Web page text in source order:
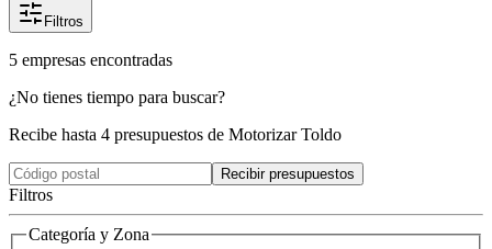
Filtros
5 empresas encontradas
¿No tienes tiempo para buscar?
Recibe hasta 4 presupuestos de Motorizar Toldo
Recibir presupuestos
Filtros
Categoría y Zona